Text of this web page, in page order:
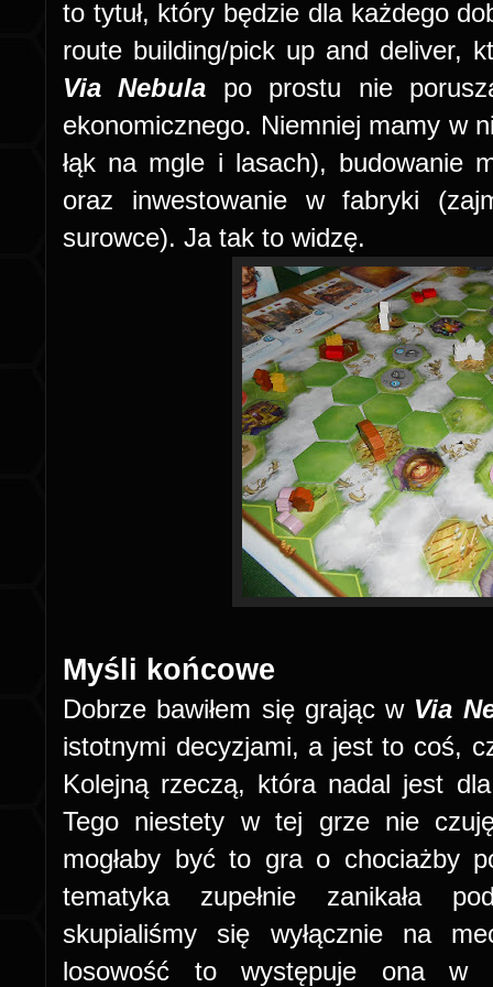
to tytuł, który będzie dla każdego
route building/pick up and deliver,
Via Nebula po prostu nie
ekonomicznego. Niemniej mamy w
łąk na mgle i lasach), budowanie
oraz inwestowanie w fabryki
surowce). Ja tak to widzę.
Myśli końcowe
Dobrze bawiłem się grając w Via
istotnymi decyzjami, a jest to coś,
Kolejną rzeczą, która nadal jest
Tego niestety w tej grze nie
mogłaby być to gra o chociażby
tematyka zupełnie zanikała
skupialiśmy się wyłącznie na
losowość to występuje ona w